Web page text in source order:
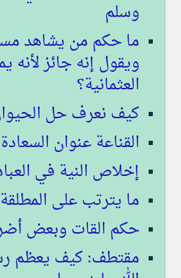
وسلم
ما حكم من يشاهد
ويقول إنه جائز لأنه
العثمانية؟
كيف نعرف حل
القناعة عنوان السعادة
إخلاص النية في
ما يترتب على
حكم القات وبعض
مقتطف: كيف يعظم